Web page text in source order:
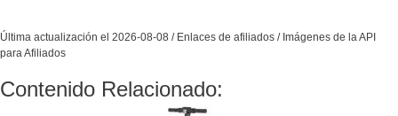
Última actualización el 2026-08-08 / Enlaces de afiliados / Imágenes de la API
para Afiliados
Contenido Relacionado: